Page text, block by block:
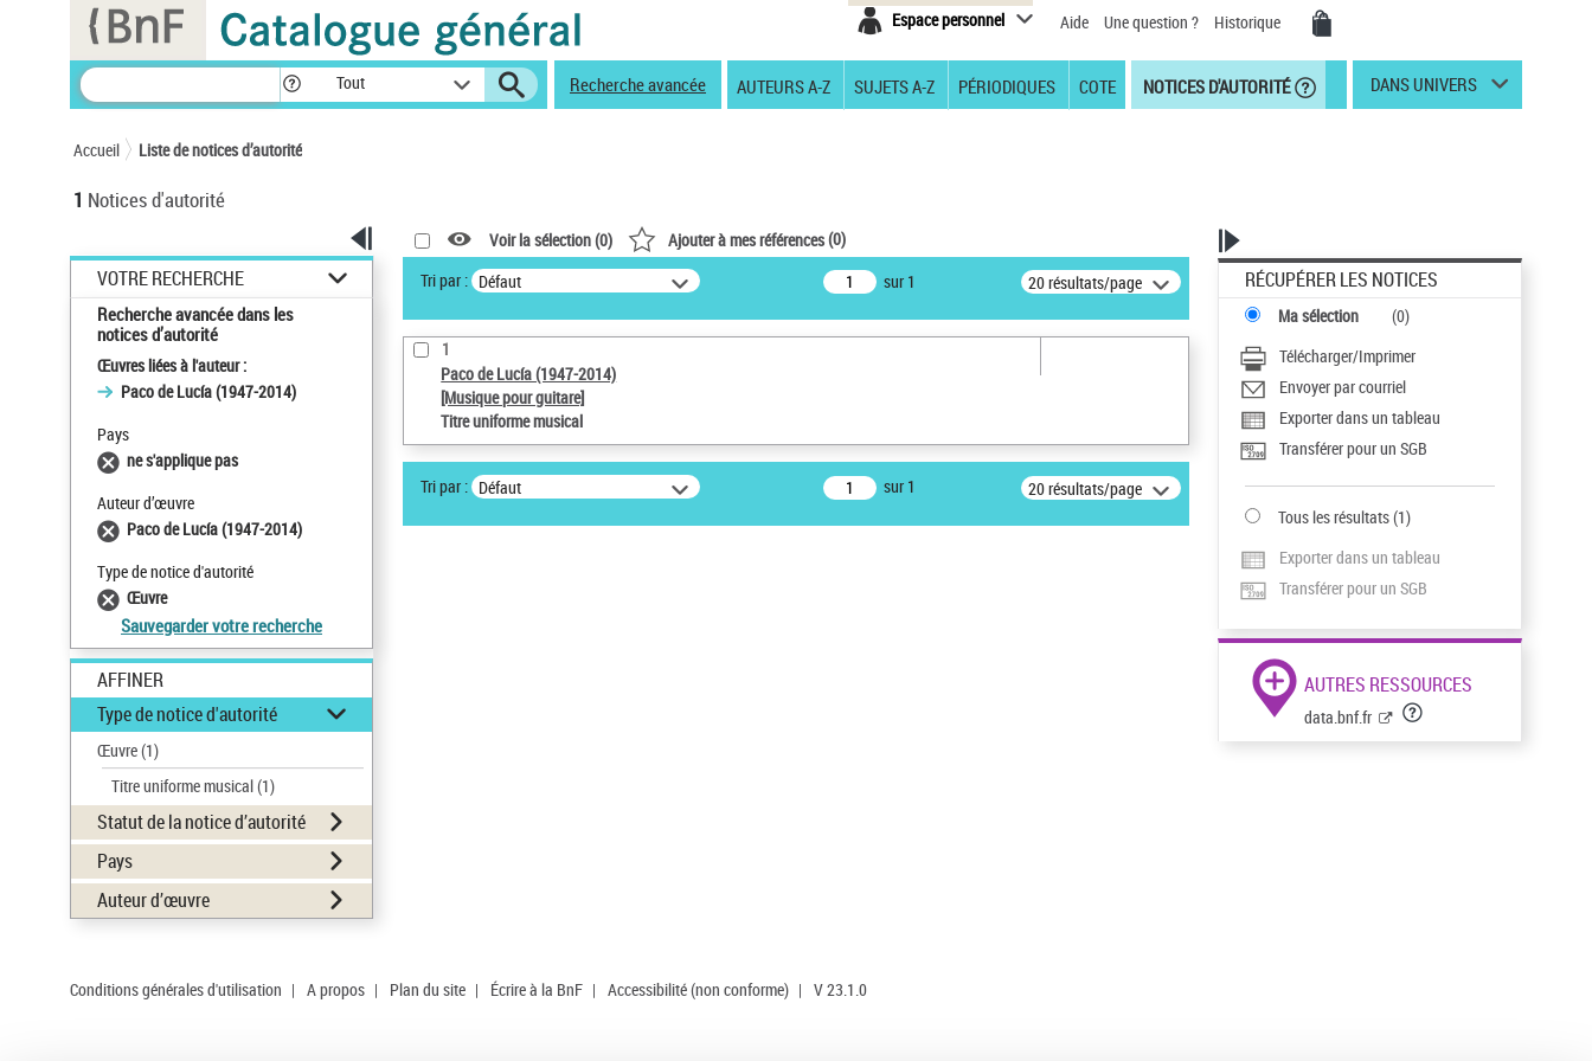
Espace personnel Aide Une question ? Historique
Tout Recherche avancée AUTEURS A-Z SUJETS A-Z PÉRIODIQUES COTE NOTICES D'AUTORITÉ DANS UNIVERS
Accueil Liste de notices d’autorité
1 Notices d'autorité
VOTRE RECHERCHE
Recherche avancée dans les
notices d’autorité
Œuvres liées à l'auteur :
Paco de Lucía (1947-2014)
Pays
ne s'applique pas
Auteur d’œuvre
Paco de Lucía (1947-2014)
Type de notice d'autorité
Œuvre
Sauvegarder votre recherche
AFFINER
Type de notice d'autorité
Œuvre(1)
Titre uniforme musical(1)
Statut de la notice d’autorité
Pays
Auteur d’œuvre
Voir la sélection (0) Ajouter à mes références(0)
Tri par : Défaut sur 1 20 résultats/page
1
Paco de Lucía (1947-2014)
[Musique pour guitare]
Titre uniforme musical
Tri par : Défaut sur 1 20 résultats/page
RÉCUPÉRER LES NOTICES
Ma sélection (0)
Télécharger/Imprimer
Envoyer par courriel
Exporter dans un tableau
Transférer pour un SGB
Tous les résultats(1)
Exporter dans un tableau
Transférer pour un SGB
AUTRES RESSOURCES
data.bnf.fr
Conditions générales d'utilisation | A propos | Plan du site | Écrire à la BnF | Accessibilité (non conforme) | V 23.1.0
Panneau de gestion des cookies